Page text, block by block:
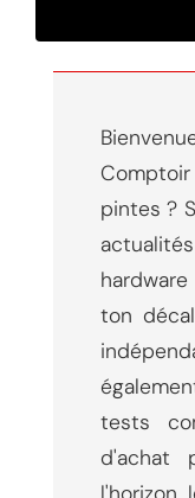
pintes ?
ton
tests
d'achat